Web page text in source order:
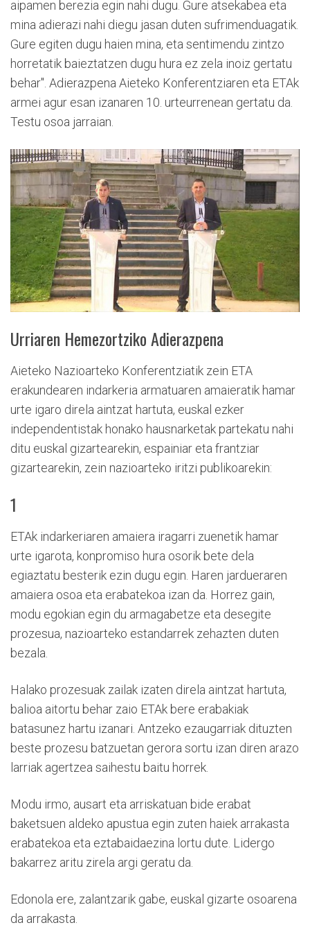
aipamen berezia egin nahi dugu. Gure atsekabea eta
mina adierazi nahi diegu jasan duten sufrimenduagatik.
Gure egiten dugu haien mina, eta sentimendu zintzo
horretatik baieztatzen dugu hura ez zela inoiz gertatu
behar". Adierazpena Aieteko Konferentziaren eta ETAk
armei agur esan izanaren 10. urteurrenean gertatu da.
Testu osoa jarraian.
Urriaren Hemezortziko Adierazpena
Aieteko Nazioarteko Konferentziatik zein ETA
erakundearen indarkeria armatuaren amaieratik hamar
urte igaro direla aintzat hartuta, euskal ezker
independentistak honako hausnarketak partekatu nahi
ditu euskal gizartearekin, espainiar eta frantziar
gizartearekin, zein nazioarteko iritzi publikoarekin:
1
ETAk indarkeriaren amaiera iragarri zuenetik hamar
urte igarota, konpromiso hura osorik bete dela
egiaztatu besterik ezin dugu egin. Haren jardueraren
amaiera osoa eta erabatekoa izan da. Horrez gain,
modu egokian egin du armagabetze eta desegite
prozesua, nazioarteko estandarrek zehazten duten
bezala.
Halako prozesuak zailak izaten direla aintzat hartuta,
balioa aitortu behar zaio ETAk bere erabakiak
batasunez hartu izanari. Antzeko ezaugarriak dituzten
beste prozesu batzuetan gerora sortu izan diren arazo
larriak agertzea saihestu baitu horrek.
Modu irmo, ausart eta arriskatuan bide erabat
baketsuen aldeko apustua egin zuten haiek arrakasta
erabatekoa eta eztabaidaezina lortu dute. Lidergo
bakarrez aritu zirela argi geratu da.
Edonola ere, zalantzarik gabe, euskal gizarte osoarena
da arrakasta.